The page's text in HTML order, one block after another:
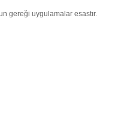
gereği uygulamalar esastır.